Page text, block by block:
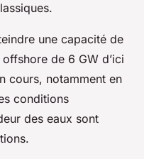
une capacité de
de 6 GW d’ici
cours, notamment en
conditions
des eaux sont